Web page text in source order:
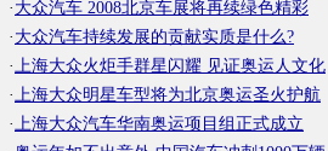
· 大众汽车 2008北京车展将再续绿色精彩
· 大众汽车持续发展的贡献实质是什么?
·上海大众火炬手群星闪耀 见证奥运人文化
·上海大众明星车型将为北京奥运圣火护航
·上海大众汽车华南奥运项目组正式成立